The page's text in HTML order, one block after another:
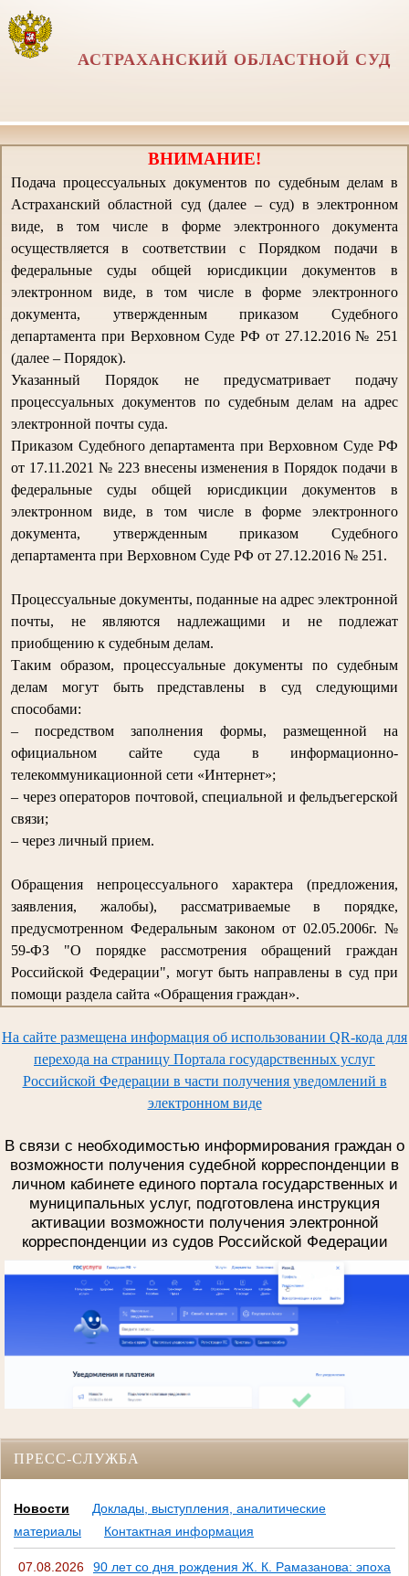
АСТРАХАНСКИЙ ОБЛАСТНОЙ СУД
ВНИМАНИЕ!
Подача процессуальных документов по судебным делам в
Астраханский областной суд (далее – суд) в электронном
виде, в том числе в форме электронного документа
осуществляется в соответствии с Порядком подачи в
федеральные суды общей юрисдикции документов в
электронном виде, в том числе в форме электронного
документа, утвержденным приказом Судебного
департамента при Верховном Суде РФ от 27.12.2016 № 251
(далее – Порядок).
Указанный Порядок не предусматривает подачу
процессуальных документов по судебным делам на адрес
электронной почты суда.
Приказом Судебного департамента при Верховном Суде РФ
от 17.11.2021 № 223 внесены изменения в Порядок подачи в
федеральные суды общей юрисдикции документов в
электронном виде, в том числе в форме электронного
документа, утвержденным приказом Судебного
департамента при Верховном Суде РФ от 27.12.2016 № 251.
Процессуальные документы, поданные на адрес электронной
почты, не являются надлежащими и не подлежат
приобщению к судебным делам.
Таким образом, процессуальные документы по судебным
делам могут быть представлены в суд следующими
способами:
– посредством заполнения формы, размещенной на
официальном сайте суда в информационно-
телекоммуникационной сети «Интернет»;
– через операторов почтовой, специальной и фельдъегерской
связи;
– через личный прием.
Обращения непроцессуального характера (предложения,
заявления, жалобы), рассматриваемые в порядке,
предусмотренном Федеральным законом от 02.05.2006г. №
59-ФЗ "О порядке рассмотрения обращений граждан
Российской Федерации", могут быть направлены в суд при
помощи раздела сайта «Обращения граждан».
На сайте размещена информация об использовании QR-кода для
перехода на страницу Портала государственных услуг
Российской Федерации в части получения уведомлений в
электронном виде
В связи с необходимостью информирования граждан о
возможности получения судебной корреспонденции в
личном кабинете единого портала государственных и
муниципальных услуг, подготовлена инструкция
активации возможности получения электронной
корреспонденции из судов Российской Федерации
ПРЕСС-СЛУЖБА
Новости
Доклады, выступления, аналитические
материалы
Контактная информация
07.08.2026
90 лет со дня рождения Ж. К. Рамазанова: эпоха